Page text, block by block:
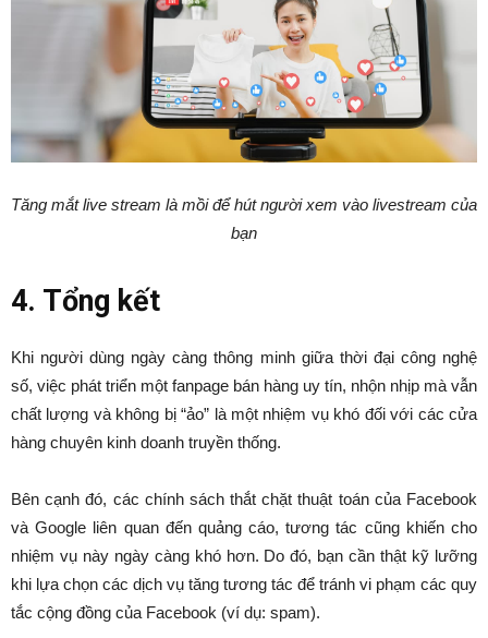
Tăng mắt live stream là mồi để hút người xem vào livestream của
bạn
4. Tổng kết
Khi người dùng ngày càng thông minh giữa thời đại công nghệ
số, việc phát triển một fanpage bán hàng uy tín, nhộn nhịp mà vẫn
chất lượng và không bị “ảo” là một nhiệm vụ khó đối với các cửa
hàng chuyên kinh doanh truyền thống.
Bên cạnh đó, các chính sách thắt chặt thuật toán của Facebook
và Google liên quan đến quảng cáo, tương tác cũng khiến cho
nhiệm vụ này ngày càng khó hơn. Do đó, bạn cần thật kỹ lưỡng
khi lựa chọn các dịch vụ tăng tương tác để tránh vi phạm các quy
tắc cộng đồng của Facebook (ví dụ: spam).